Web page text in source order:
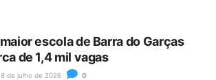
escola de Barra do Garças
de 1,4 mil vagas
8 de julho de 2026 0